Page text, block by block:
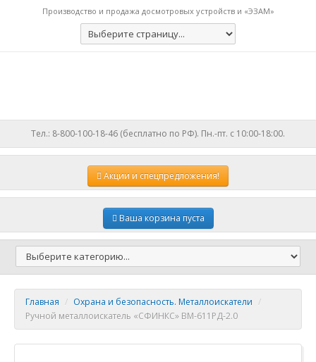
Производство и продажа досмотровых устройств и «ЭЗАМ»
Тел.: 8-800-100-18-46 (бесплатно по РФ). Пн.-пт. с 10:00-18:00.
Акциии спецпредложения!
Ваша корзина пуста
Главная / Охрана и безопасность. Металлоискатели /
Ручной металлоискатель «СФИНКС» ВМ-611РД-2.0